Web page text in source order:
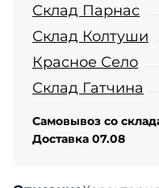
Склад Парнас
Склад Колтуши
Красное Село
Склад Гатчина
Самовывоз со
Доставка 07.08